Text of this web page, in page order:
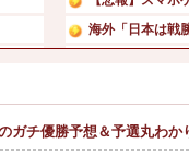
海外「日本は戦
【朗報】グラド
ガチ優勝予想＆予選丸わか